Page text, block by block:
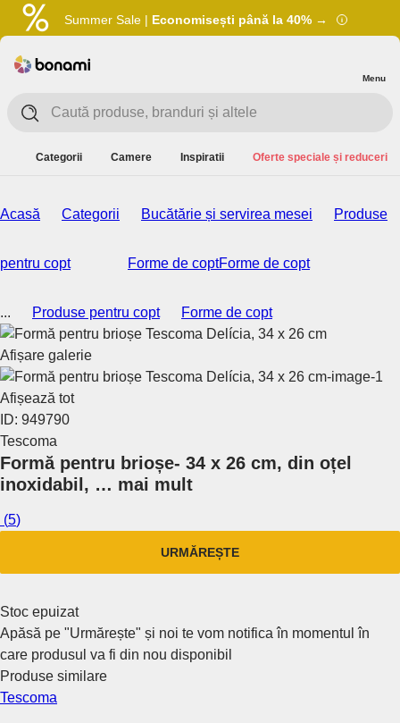
Summer Sale | Economisești până la 40% →
Menu
Categorii Camere Inspiratii Oferte speciale și reduceri
Acasă Categorii Bucătărie și servirea mesei Produse
pentru copt Forme de coptForme de copt
... Produse pentru copt Forme de copt
Afișare galerie
Afișează tot
ID: 949790
Tescoma
Formă pentru brioșe- 34 x 26 cm, din oțel
inoxidabil , … mai mult
(5)
URMĂREȘTE
Stoc epuizat
Apăsă pe "Urmărește" și noi te vom notifica în momentul în
care produsul va fi din nou disponibil
Produse similare
Tescoma